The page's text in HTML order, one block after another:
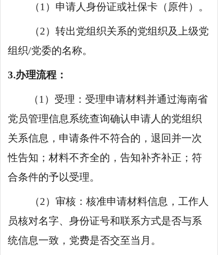
（ 1）申请人身份证或社保卡（原件）。
（2）转出党组织关系的党组织及上级党
组织/党委的名称。
3.办理流程：
（ 1）受理：受理申请材料并通过海南省
党员管理信息系统查询确认申请人的党组织
关系信息，申请条件不符合的，退回并一次
性告知；材料不齐全的，告知补齐补正；符
合条件的予以受理。
（2）审核：核准申请材料信息，工作人
员核对名字、身份证号和联系方式是否与系
统信息一致，党费是否交至当月。